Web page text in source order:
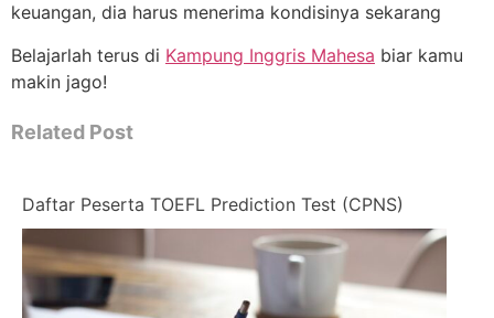
keuangan, dia harus menerima kondisinya sekarang
Belajarlah terus di Kampung Inggris Mahesa biar kamu
makin jago!
Related Post
Daftar Peserta TOEFL Prediction Test (CPNS)